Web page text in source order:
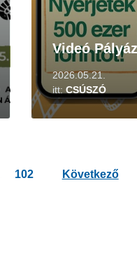
Videó
2026.05.21.
itt: CSÚSZÓ
102 Következő